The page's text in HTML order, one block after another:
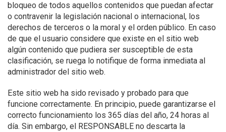
bloqueo de todos aquellos contenidos que puedan afectar
o contravenir la legislación nacional o internacional, los
derechos de terceros o la moral y el orden público. En caso
de que el usuario considere que existe en el sitio web
algún contenido que pudiera ser susceptible de esta
clasificación, se ruega lo notifique de forma inmediata al
administrador del sitio web.
Este sitio web ha sido revisado y probado para que
funcione correctamente. En principio, puede garantizarse el
correcto funcionamiento los 365 días del año, 24 horas al
día. Sin embargo, el RESPONSABLE no descarta la